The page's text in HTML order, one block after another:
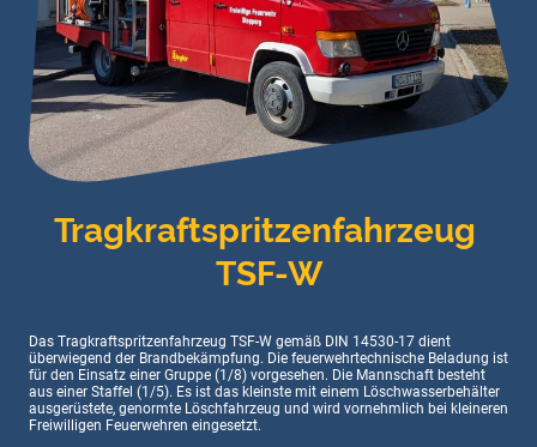
Tragkraftspritzenfahrzeug
TSF-W
Das Tragkraftspritzenfahrzeug TSF-W gemäß DIN 14530-17 dient
überwiegend der Brandbekämpfung. Die feuerwehrtechnische Beladung ist
für den Einsatz einer Gruppe (1/8) vorgesehen. Die Mannschaft besteht
aus einer Staffel (1/5). Es ist das kleinste mit einem Löschwasserbehälter
ausgerüstete, genormte Löschfahrzeug und wird vornehmlich bei kleineren
Freiwilligen Feuerwehren eingesetzt.